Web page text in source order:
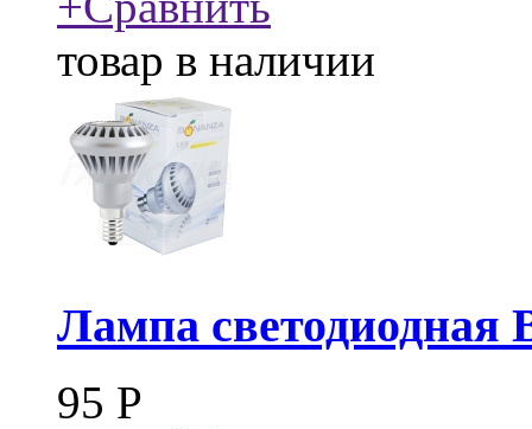
товар в наличии
Лампа светодиодная
95 Р